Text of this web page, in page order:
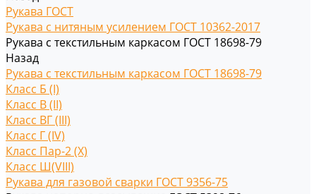
Рукава ГОСТ
Рукава с нитяным усилением ГОСТ 10362-2017
Рукава с текстильным каркасом ГОСТ 18698-79
Назад
Рукава с текстильным каркасом ГОСТ 18698-79
Класс Б (I)
Класс В (II)
Класс ВГ (III)
Класс Г (IV)
Класс Пар-2 (X)
Класс Ш(VIII)
Рукава для газовой сварки ГОСТ 9356-75